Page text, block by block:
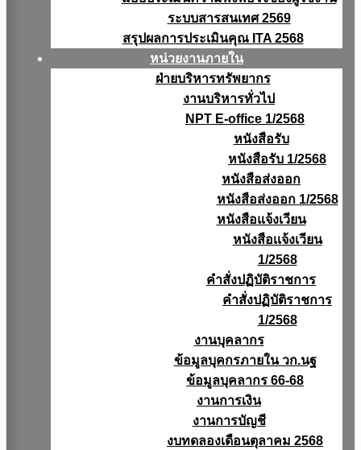
ระบบสารสนเทศ 2569
สรุปผลการประเมินคุณ ITA 2568
หน่วยงานภายใน
ฝ่ายบริหารทรัพยากร
งานบริหารทั่วไป
NPT E-office 1/2568
หนังสือรับ
หนังสือรับ 1/2568
หนังสือส่งออก
หนังสือส่งออก 1/2568
หนังสือแจ้งเวียน
หนังสือเเจ้งเวียน
1/2568
คำสั่งปฏิบัติราชการ
คำสั่งปฏิบัติราชการ
1/2568
งานบุคลากร
ข้อมูลบุคกรภายใน วก.นฐ
ข้อมูลบุคลากร 66-68
งานการเงิน
งานการบัญชี
งบทดลองเดือนตุลาคม 2568